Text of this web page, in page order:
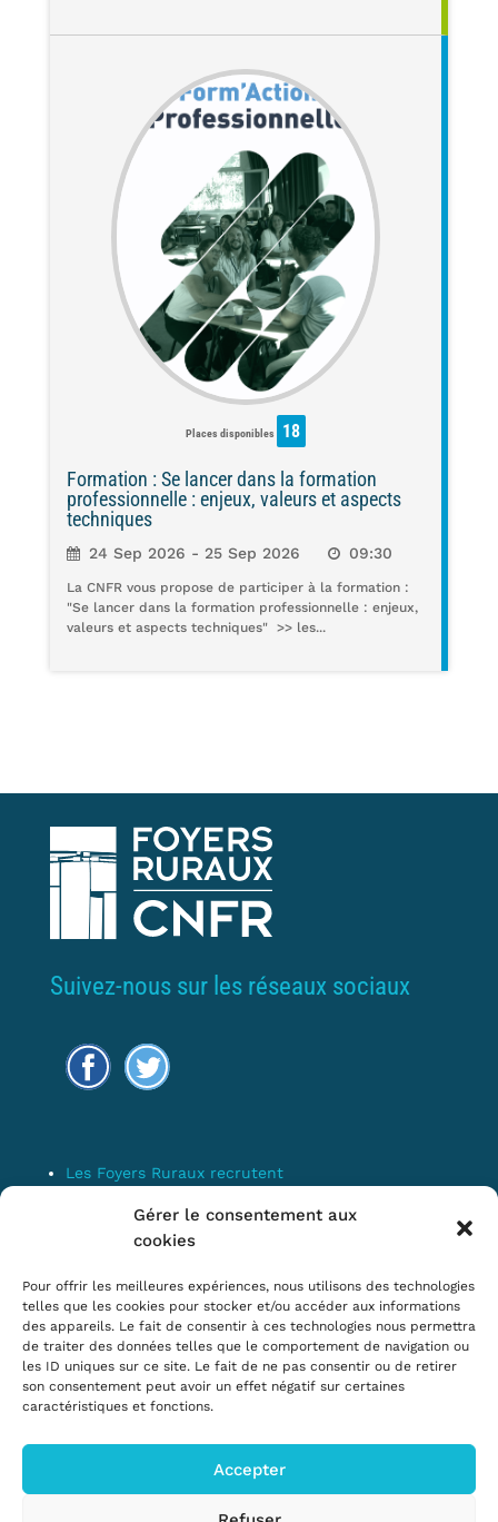
Gérer le consentement aux
cookies
Pour offrir les meilleures expériences, nous utilisons des technologies
telles que les cookies pour stocker et/ou accéder aux informations
des appareils. Le fait de consentir à ces technologies nous permettra
de traiter des données telles que le comportement de navigation ou
les ID uniques sur ce site. Le fait de ne pas consentir ou de retirer
son consentement peut avoir un effet négatif sur certaines
caractéristiques et fonctions.
Accepter
Places disponibles 18
Formation : Se lancer dans la formation
professionnelle : enjeux, valeurs et aspects
techniques
24 Sep 2026 - 25 Sep 2026 09:30
La CNFR vous propose de participer à la formation :
"Se lancer dans la formation professionnelle : enjeux,
valeurs et aspects techniques" >> les...
Suivez-nous sur les réseaux sociaux
Les Foyers Ruraux recrutent
Espace Membre
Confédération Nationale des Foyers
Ruraux & Associations de
développement et d’animation du milieu
17 rue Navoiseau – 93100 MONTREUIL